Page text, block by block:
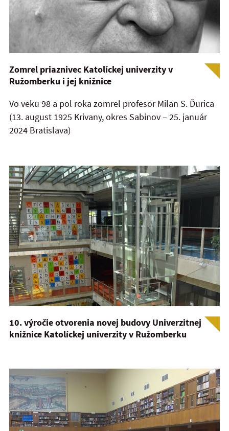
Zomrel priaznivec Katolíckej univerzity v
Ružomberku i jej knižnice
Vo veku 98 a pol roka zomrel profesor Milan S. Ďurica
(13. august 1925 Krivany, okres Sabinov – 25. január
2024 Bratislava)
10. výročie otvorenia novej budovy Univerzitnej
knižnice Katolíckej univerzity v Ružomberku